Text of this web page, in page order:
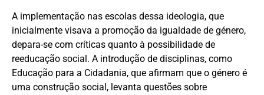
A implementação nas escolas dessa ideologia, que
inicialmente visava a promoção da igualdade de género,
depara-se com críticas quanto à possibilidade de
reeducação social. A introdução de disciplinas, como
Educação para a Cidadania, que afirmam que o género é
uma construção social, levanta questões sobre